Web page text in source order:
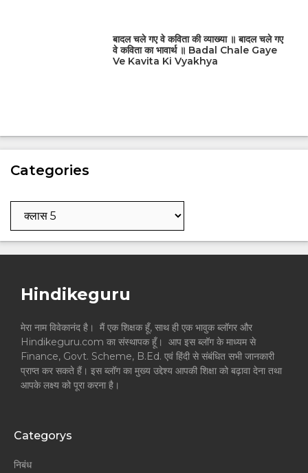
बादल चले गए वे कविता की व्याख्या ॥ बादल चले गए
वे कविता का भावार्थ ॥ Badal Chale Gaye
Ve Kavita Ki Vyakhya
Categories
Categories
Hindikeguru
मेरा नाम विवेकानंद है। मैं एक शिक्षक हूँ, साथ ही एक भावुक ब्लॉगर और
Hindikeguru.com का संस्थापक हूँ। आप इस ब्लॉग के माध्यम से
Finance, Govt. Scheme, B.Ed. एवं हिंदी से संबंधित सभी जानकारी
प्राप्त कर सकते हैं। इस ब्लॉग का मुख्य उद्देश्य आपकी शिक्षा को बढ़ावा देना तथा
आपके लक्ष्य को पूरा करना है।
Categorys
निबंध